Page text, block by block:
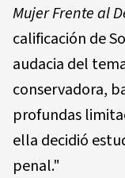
Mujer Frente al
calificación de
audacia del
conservadora,
profundas
ella decidió
penal."